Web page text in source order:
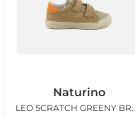
Naturino
LEO